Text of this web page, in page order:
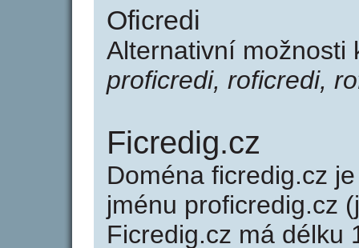
Oficredi
Alternativní
proficredi, roficredi,
Ficredig.cz
Doména ficredig.cz
jménu proficredig.cz
Ficredig.cz má délku